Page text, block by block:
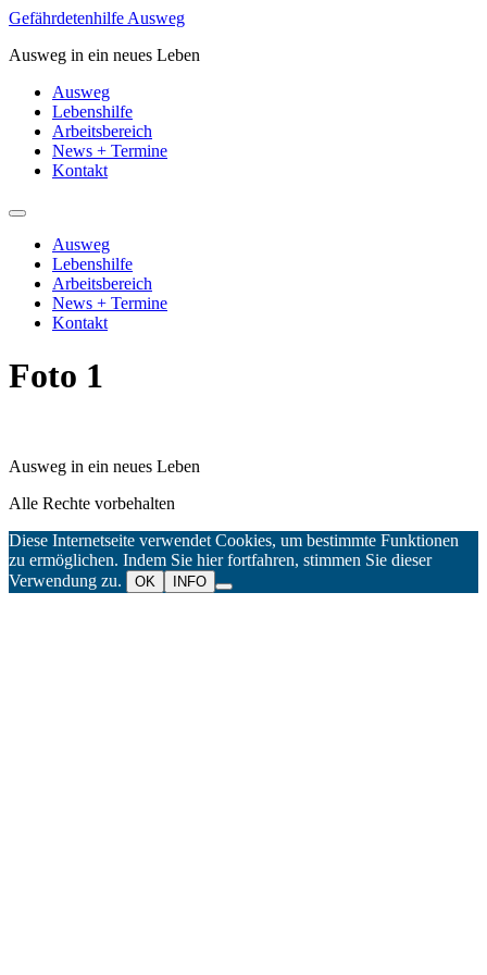
Zum
springen
Gefährdetenhilfe Ausweg
Ausweg in ein neues Leben
Ausweg
Lebenshilfe
Arbeitsbereich
News + Termine
Kontakt
Ausweg
Lebenshilfe
Arbeitsbereich
News + Termine
Kontakt
Foto 1
Ausweg in ein neues Leben
Alle Rechte vorbehalten
Diese Internetseite verwendet Cookies, um bestimmte Funktionen
zu ermöglichen. Indem Sie hier fortfahren, stimmen Sie dieser
Verwendung zu.
OK INFO